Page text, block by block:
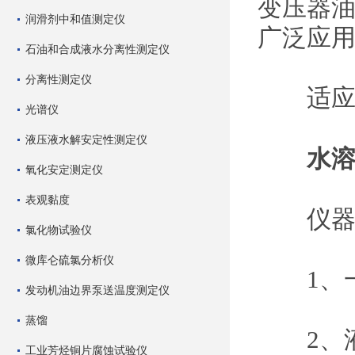
润滑剂中和值测定仪
石油和合成液水分离性测定仪
分离性测定仪
光谱仪
液压液水解安定性测定仪
氧化安定测定仪
表观黏度
氯化物试验仪
微库仑硫氯分析仪
发动机油边界泵送温度测定仪
蒸馏
工业芳烃铜片腐蚀试验仪
变压器
广泛应
适应
水
仪器
1、一
2、液